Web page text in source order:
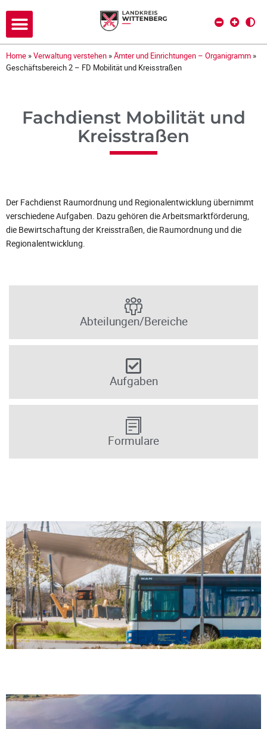
Home »Verwaltung verstehen »Ämter und Einrichtungen – Organigramm »
Geschäftsbereich 2 – FD Mobilität und Kreisstraßen
Fachdienst Mobilität und
Kreisstraßen
Der Fachdienst Raumordnung und Regionalentwicklung übernimmt
verschiedene Aufgaben. Dazu gehören die Arbeitsmarktförderung,
die Bewirtschaftung der Kreisstraßen, die Raumordnung und die
Regionalentwicklung.
Abteilungen/Bereiche
Aufgaben
Formulare